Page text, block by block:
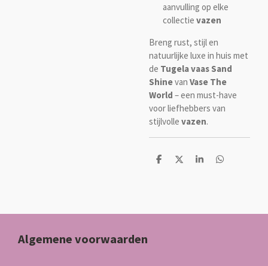
aanvulling op elke
collectie vazen
Breng rust, stijl en
natuurlijke luxe in huis met
de Tugela vaas Sand
Shinevan Vase The
World – een must-have
voor liefhebbers van
stijlvolle vazen.
D
D
S
D
Algemene voorwaarden